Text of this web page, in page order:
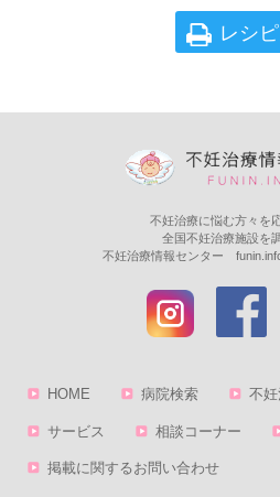
レシ
不妊治療に悩む方々を
全国不妊治療施設を
不妊治療情報センター
HOME 病院検索 不
サービス 相談コーナー
掲載に関するお問い合わせ